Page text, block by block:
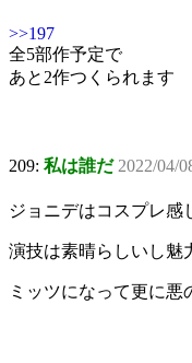
>>197
全5部作予定で
あと2作つくられます
209: 私は誰だ 2022/04/
ジョニデはコスプレ感
演技は素晴らしいし魅
ミッツになって更に悪